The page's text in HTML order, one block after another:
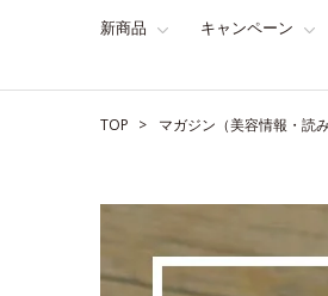
新商品 キャンペーン
TOP マガジン（美容情報・読み